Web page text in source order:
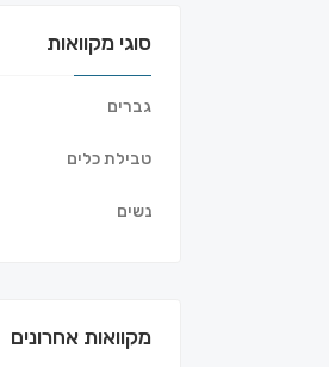
סוגי מקוואות
גברים
טבילת כלים
נשים
מקוואות אחרונים